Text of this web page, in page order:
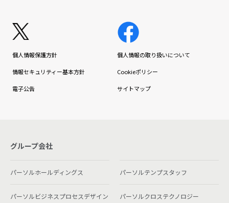
個人情報保護方針 個人情報の取り扱いについて
情報セキュリティー基本方針 Cookieポリシー
電子公告 サイトマップ
グループ会社
パーソルホールディングス パーソルテンプスタッフ
パーソルビジネスプロセスデザイン パーソルクロステクノロジー